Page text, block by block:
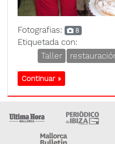
Fotografias: 8
Etiquetada con:
Taller
Continuar »
Ultima Hora